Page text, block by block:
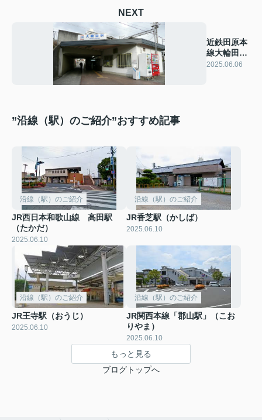
NEXT
近鉄田原本
線大輪田駅
（おおわ
2025.06.06
”沿線（駅）のご紹介”おすすめ記事
沿線（駅）のご紹介
JR西日本和歌山線 高田駅
（たかだ）
2025.06.10
沿線（駅）のご紹介
JR香芝駅（かしば）
2025.06.10
沿線（駅）のご紹介
JR王寺駅（おうじ）
2025.06.10
沿線（駅）のご紹介
JR関西本線「郡山駅」（こお
りやま）
2025.06.10
もっと見る
ブログトップへ